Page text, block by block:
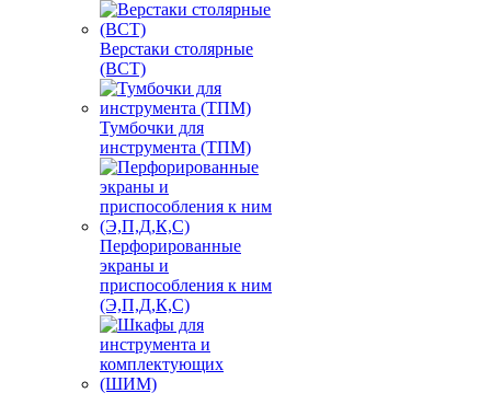
Верстаки столярные
(ВСТ)
Тумбочки для
инструмента (ТПМ)
Перфорированные
экраны и
приспособления к ним
(Э,П,Д,К,С)